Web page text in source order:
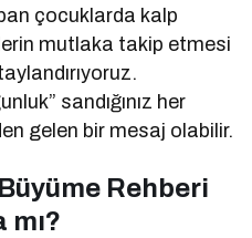
çocuklarda kalp
mutlaka takip etmesi
sandığınız her
gelen bir mesaj olabilir.
Rehberi
mı?